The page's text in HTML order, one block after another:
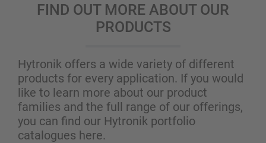
FIND OUT MORE ABOUT OUR
PRODUCTS
Hytronik offers a wide variety of different
products for every application. If you would
like to learn more about our product
families and the full range of our offerings,
you can find our Hytronik portfolio
catalogues here.